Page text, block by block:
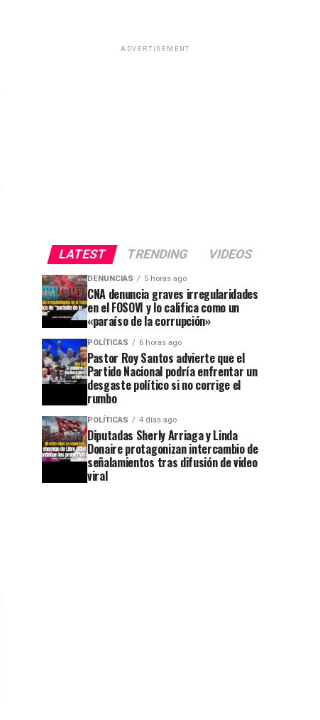
ADVERTISEMENT
LATEST TRENDING VIDEOS
DENUNCIAS 5 horas ago
CNA denuncia graves irregularidades
en el FOSOVI y lo califica como un
«paraíso de la corrupción»
POLÍTICAS 6 horas ago
Pastor Roy Santos advierte que el
Partido Nacional podría enfrentar un
desgaste político si no corrige el
rumbo
POLÍTICAS 4 días ago
Diputadas Sherly Arriaga y Linda
Donaire protagonizan intercambio de
señalamientos tras difusión de video
viral